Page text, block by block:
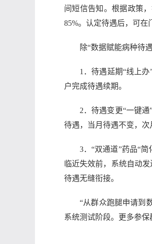
间短信告知。根据政策
85%。认定待遇后，可在
除“数据赋能病种待
1．待遇延期“线上
户完成待遇续期。
2．待遇变更“一键
待遇，当月待遇不变，次
3．“双通道”药品“
临近失效前，系统自动
待遇无缝衔接。
“从群众跑腿申请到
系统测试阶段。更多参保